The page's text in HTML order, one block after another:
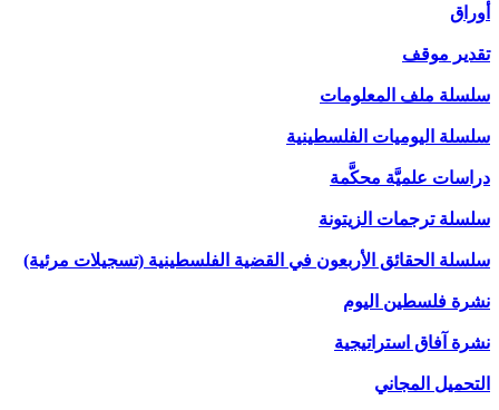
أوراق
تقدير موقف
سلسلة ملف المعلومات
سلسلة اليوميات الفلسطينية
دراسات علميَّة محكَّمة
سلسلة ترجمات الزيتونة
سلسلة الحقائق الأربعون في القضية الفلسطينية (تسجيلات مرئية)
نشرة فلسطين اليوم
نشرة آفاق استراتيجية
التحميل المجاني